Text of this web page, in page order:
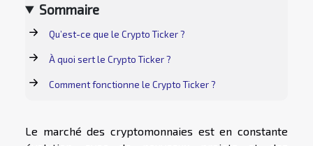
Sommaire
Qu’est-ce que le Crypto Ticker ?
À quoi sert le Crypto Ticker ?
Comment fonctionne le Crypto Ticker ?
Le marché des cryptomonnaies est en constante